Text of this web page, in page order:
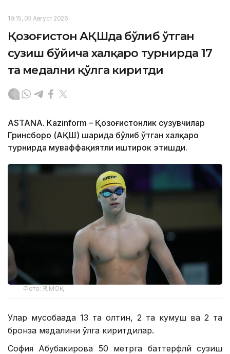
19:15, 05 Август 2026
Қозоғистон АҚШда бўлиб ўтган
сузиш бўйича халқаро турнирда 17
та медални қўлга киритди
ASTANА. Кazinform – Қозоғистонлик сузувчилар
Гринсборо (АҚШ) шаҳрида бўлиб ўтган халқаро
турнирда муваффақиятли иштирок этишди.
Фото: ҚР МОҚ
Улар мусобақада 13 та олтин, 2 та кумуш ва 2 та
бронза медалини қўлга киритдилар.
София Абубакирова 50 метрга баттерфлй сузиш